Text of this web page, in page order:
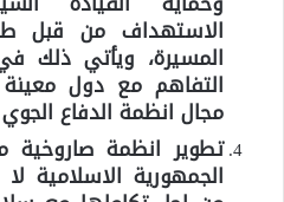
الاستهداف من قبل
المسيرة، ويأتي ذلك
التفاهم مع دول
مجال انظمة الدفاع
تطوير انظمة صاروخية
الجمهورية الاسلامية